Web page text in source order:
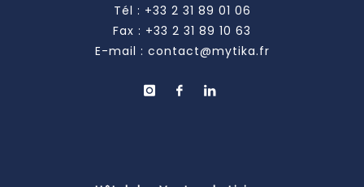
Tél : +33 2 31 89 01 06
Fax : +33 2 31 89 10 63
E-mail : contact@mytika.fr